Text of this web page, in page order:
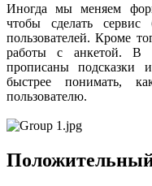
Иногда мы меняем
чтобы сделать
пользователей. Кроме
работы с анкетой. В
прописаны подсказки
быстрее понимать,
пользователю.